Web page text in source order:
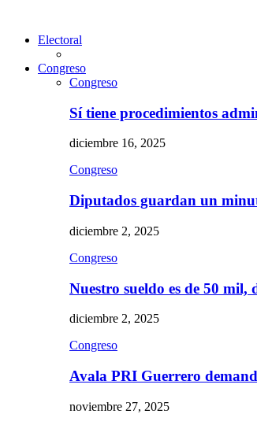
Electoral
Congreso
Congreso
Sí tiene procedimientos
diciembre 16, 2025
Congreso
Diputados guardan un
diciembre 2, 2025
Congreso
Nuestro sueldo es de 50
diciembre 2, 2025
Congreso
Avala PRI Guerrero
noviembre 27, 2025